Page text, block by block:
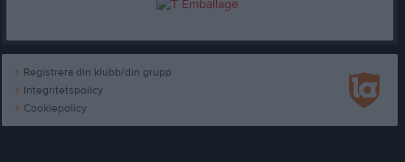
Registrera din klubb/din grupp
Integritetspolicy
Cookiepolicy